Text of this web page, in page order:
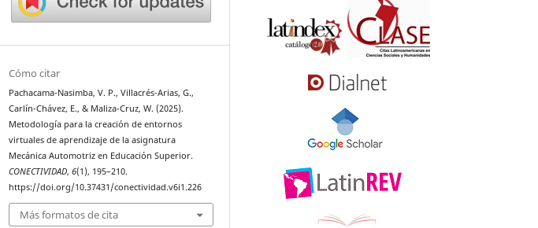
Cómo citar
Pachacama-Nasimba, V. P., Villacrés-Arias, G.,
Carlín-Chávez, E., & Maliza-Cruz, W. (2025).
Metodología para la creación de entornos
virtuales de aprendizaje de la asignatura
Mecánica Automotriz en Educación Superior.
CONECTIVIDAD,6(1), 195–210.
https://doi.org/10.37431/conectividad.v6i1.226
Más formatos de cita